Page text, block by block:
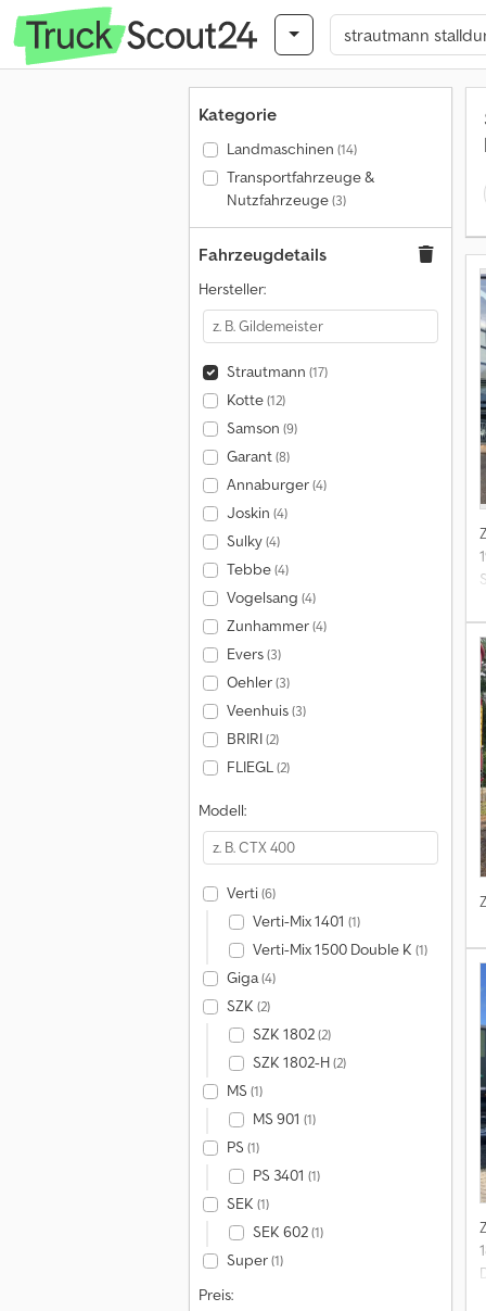
Kategorie
Landmaschinen (14)
Transportfahrzeuge &
Nutzfahrzeuge(3)
Fahrzeugdetails
Hersteller:
Strautmann (17)
Kotte(12)
Samson (9)
Garant(8)
Annaburger(4)
Joskin (4)
Sulky(4)
Tebbe(4)
Vogelsang (4)
Zunhammer(4)
Evers(3)
Oehler(3)
Veenhuis(3)
BRIRI(2)
FLIEGL(2)
Modell:
Verti(6)
Verti-Mix 1401 (1)
Verti-Mix 1500 Double K (1)
Giga(4)
SZK (2)
SZK 1802(2)
SZK 1802-H(2)
MS (1)
MS 901 (1)
PS (1)
PS 3401 (1)
SEK (1)
SEK 602(1)
Super(1)
Preis: